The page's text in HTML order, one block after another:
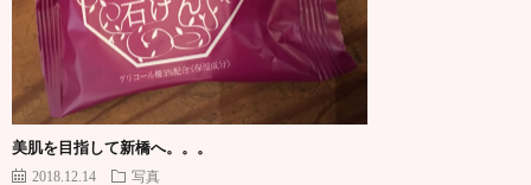
美肌を目指して新橋へ。。。
2018.12.14 写真